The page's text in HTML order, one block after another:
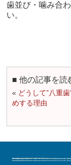
歯並び・噛み合
い。
■ 他の記事を読
« どうして”八重
めする理由